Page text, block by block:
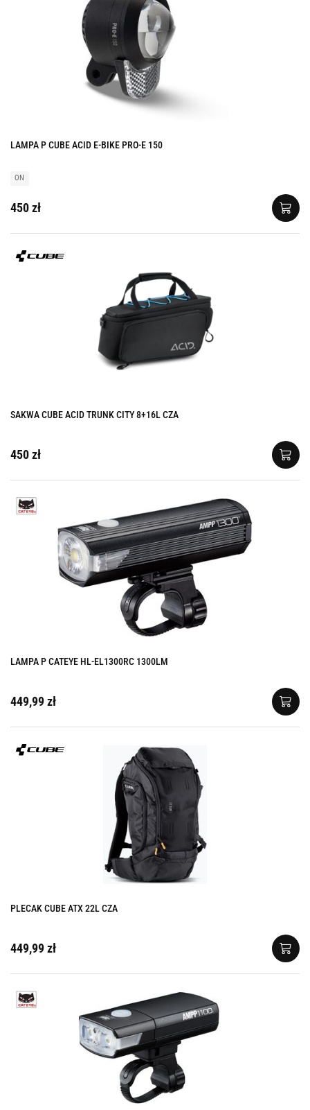
LAMPA P CUBE ACID E-BIKE PRO-E 150
ON
450 zł
SAKWA CUBE ACID TRUNK CITY 8+16L CZA
450 zł
LAMPA P CATEYE HL-EL1300RC 1300LM
449,99 zł
PLECAK CUBE ATX 22L CZA
449,99 zł